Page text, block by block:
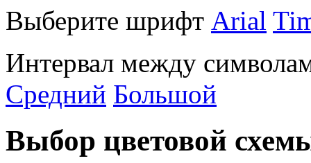
Выберите шрифт Arial
Интервал между
Средний Большой
Выбор цветовой